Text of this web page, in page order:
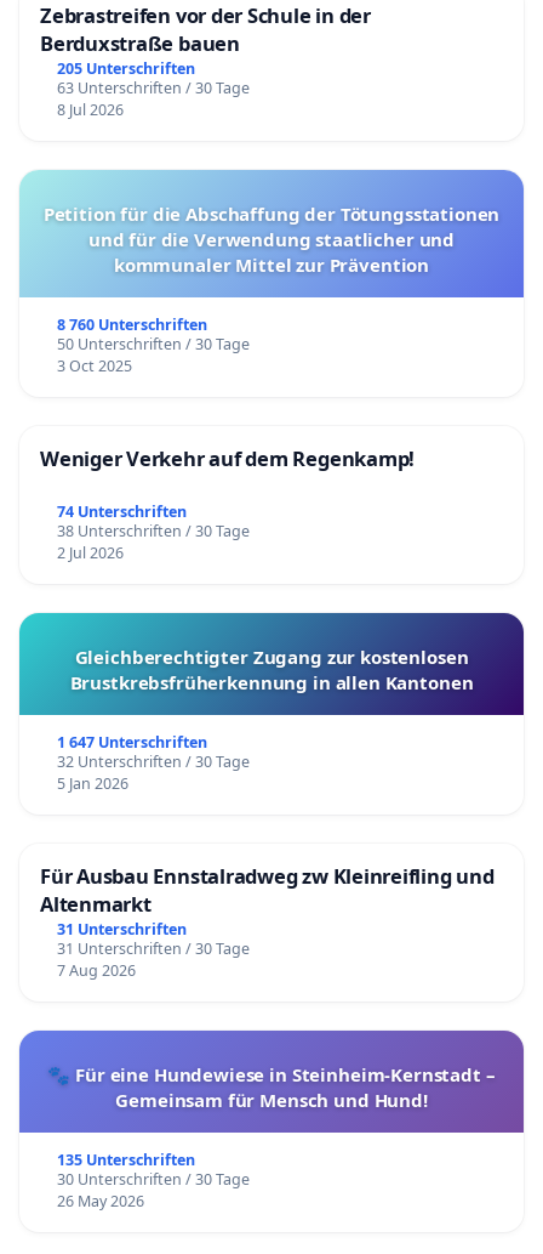
Zebrastreifen vor der Schule in der
Berduxstraße bauen
205 Unterschriften
63 Unterschriften / 30 Tage
8 Jul 2026
Petition für die Abschaffung der Tötungsstationen
und für die Verwendung staatlicher und
kommunaler Mittel zur Prävention
8 760 Unterschriften
50 Unterschriften / 30 Tage
3 Oct 2025
Weniger Verkehr auf dem Regenkamp!
74 Unterschriften
38 Unterschriften / 30 Tage
2 Jul 2026
Gleichberechtigter Zugang zur kostenlosen
Brustkrebsfrüherkennung in allen Kantonen
1 647 Unterschriften
32 Unterschriften / 30 Tage
5 Jan 2026
Für Ausbau Ennstalradweg zw Kleinreifling und
Altenmarkt
31 Unterschriften
31 Unterschriften / 30 Tage
7 Aug 2026
🐾 Für eine Hundewiese in Steinheim-Kernstadt –
Gemeinsam für Mensch und Hund!
135 Unterschriften
30 Unterschriften / 30 Tage
26 May 2026